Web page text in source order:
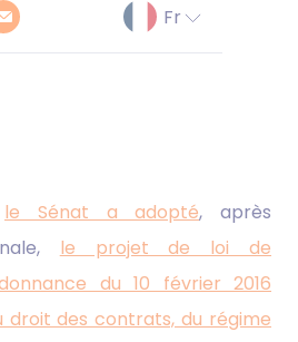
le Sénat a adopté, après
le projet de loi de
du 10 février 2016
des contrats, du régime